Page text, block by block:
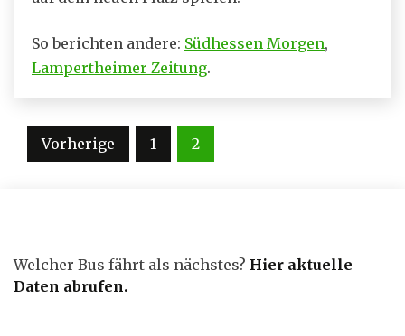
So berichten andere: Südhessen Morgen,
Lampertheimer Zeitung.
Seitennummerierung
Vorherige 1 2
Welcher Bus fährt als nächstes? Hier aktuelle
Daten abrufen.